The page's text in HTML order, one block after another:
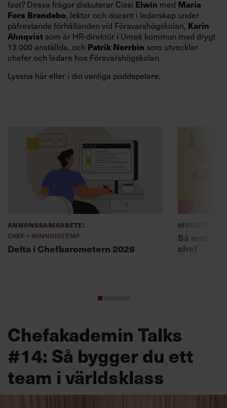
fast? Dessa frågor diskuterar Cissi Elwin med Maria
Fors Brandebo, lektor och docent i ledarskap under
påfrestande förhållanden vid Försvarshögskolan, Karin
Ahnqvist som är HR-direktör i Umeå kommun med drygt
13 000 anställda, och Patrik Norrbin som utvecklar
chefer och ledare hos Försvarshögskolan.
Lyssna här eller i din vanliga poddspelare.
Annonssamarbete:
Chef + Winningtemp
Delta i Chefbarometern 2026
Motivation
Så
chef
Chefakademin Talks
#14: Så bygger du ett
team i världsklass